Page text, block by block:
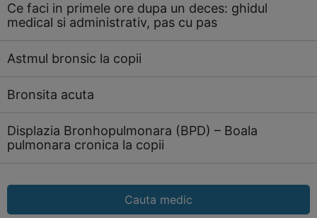
Ce faci in primele ore dupa un deces: ghidul
medical si administrativ, pas cu pas
Astmul bronsic la copii
Bronsita acuta
Displazia Bronhopulmonara (BPD) – Boala
pulmonara cronica la copii
Cauta medic